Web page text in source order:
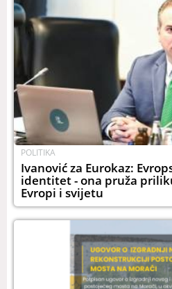
POLITIKA
Ivanović za Eurokaz:
identitet - ona pruža
Evropi i svijetu